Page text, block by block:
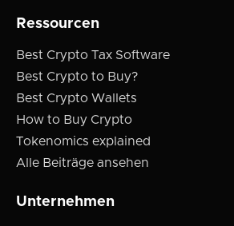
Ressourcen
Best Crypto Tax Software
Best Crypto to Buy?
Best Crypto Wallets
How to Buy Crypto
Tokenomics explained
Alle Beiträge ansehen
Unternehmen